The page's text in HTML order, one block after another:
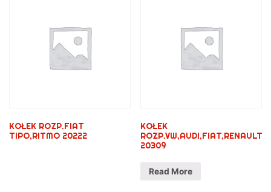
KOŁEK ROZP.FIAT
TIPO,RITMO 20222
KOŁEK
ROZP.VW,AUDI,FIAT,RENAULT
20309
Read More